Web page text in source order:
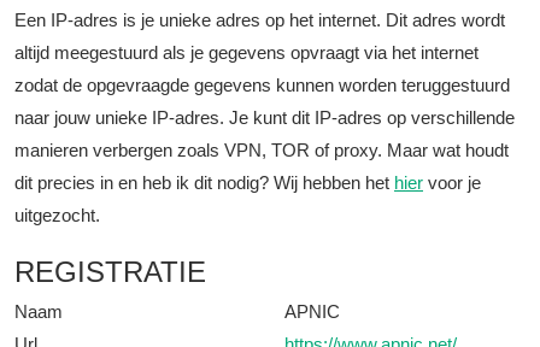
Een IP-adres is je unieke adres op het internet. Dit adres wordt
altijd meegestuurd als je gegevens opvraagt via het internet
zodat de opgevraagde gegevens kunnen worden teruggestuurd
naar jouw unieke IP-adres. Je kunt dit IP-adres op verschillende
manieren verbergen zoals VPN, TOR of proxy. Maar wat houdt
dit precies in en heb ik dit nodig? Wij hebben het hier voor je
uitgezocht.
REGISTRATIE
Naam
APNIC